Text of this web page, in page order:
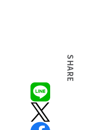
SHARE